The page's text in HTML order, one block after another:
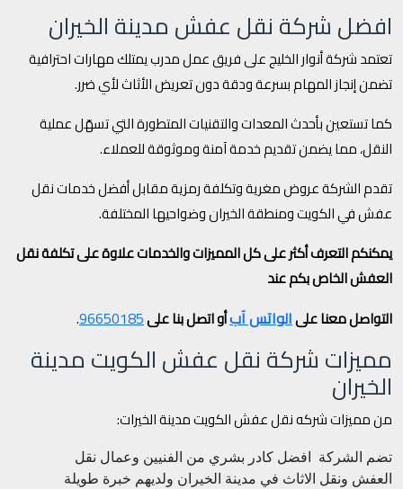
افضل شركة نقل عفش مدينة الخيران
تعتمد شركة أنوار الخليج على فريق عمل مدرب يمتلك مهارات احترافية
تضمن إنجاز المهام بسرعة ودقة دون تعريض الأثاث لأي ضرر.
كما تستعين بأحدث المعدات والتقنيات المتطورة التي تسهّل عملية
النقل، مما يضمن تقديم خدمة آمنة وموثوقة للعملاء.
تقدم الشركة عروض مغرية وتكلفة رمزية مقابل أفضل خدمات نقل
عفش في الكويت ومنطقة الخيران وضواحيها المختلفة.
يمكنكم التعرف أكثر على كل المميزات والخدمات علاوة على تكلفة نقل
العفش الخاص بكم عند
التواصل معنا علىالواتس آبأو اتصل بنا على96650185
.
مميزات شركة نقل عفش الكويت مدينة
الخيران
من مميزات شركه نقل عفش الكويت مدينة الخيرات:
تضم الشركة افضل كادر بشري من الفنيين وعمال نقل
العفش ونقل الاثاث في مدينة الخيران ولديهم خبرة طويلة